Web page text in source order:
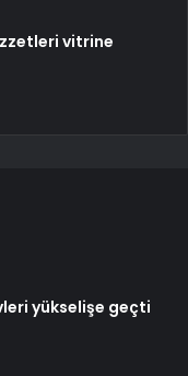
vitrine
yükselişe geçti